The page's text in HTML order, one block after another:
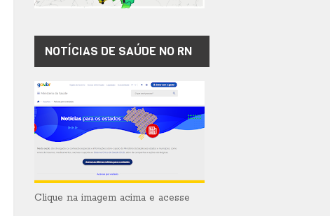
NOTÍCIAS DE SAÚDE NO RN
Clique na imagem acima e acesse